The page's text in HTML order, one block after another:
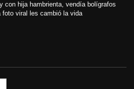
con hija hambrienta, vendía bolígrafos
foto viral les cambió la vida